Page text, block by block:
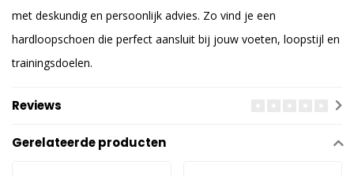
met deskundig en persoonlijk advies. Zo vind je een
hardloopschoen die perfect aansluit bij jouw voeten, loopstijl en
trainingsdoelen.
Reviews
Gerelateerde producten